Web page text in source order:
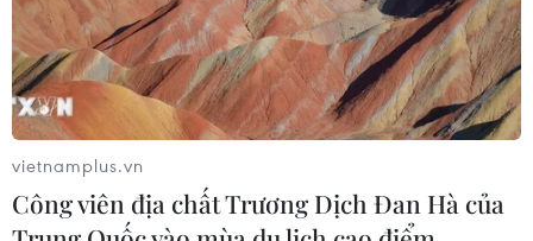
giữa Nhật Bản-Việt Nam đã được Đại sứ quán Việt
Nam tổ chức tại tỉnh Yokohama.
vietnamplus.vn
Công viên địa chất Trương Dịch Đan Hà của